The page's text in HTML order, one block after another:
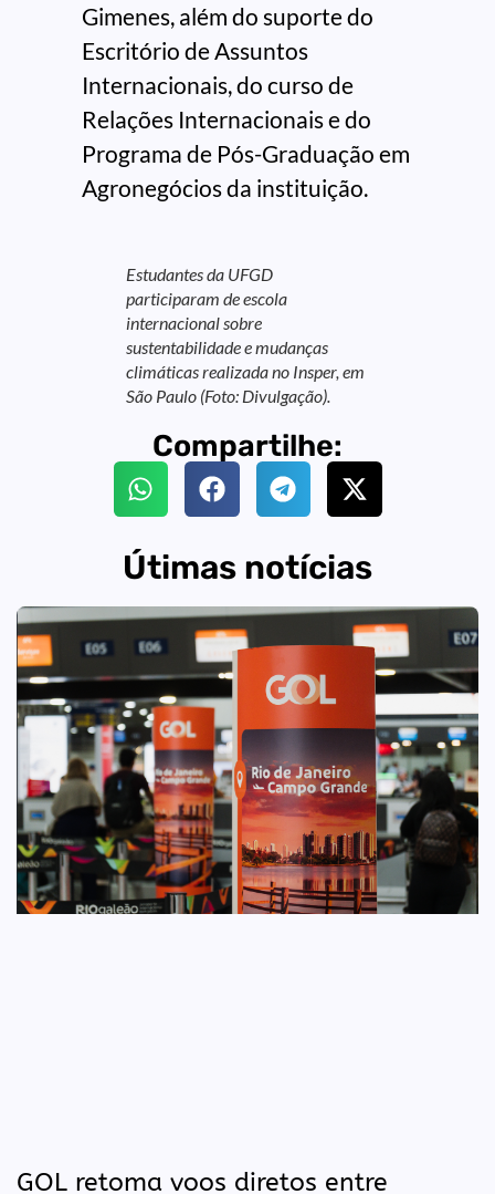
Gimenes, além do suporte do
Escritório de Assuntos
Internacionais, do curso de
Relações Internacionais e do
Programa de Pós-Graduação em
Agronegócios da instituição.
Estudantes da UFGD
participaram de escola
internacional sobre
sustentabilidade e mudanças
climáticas realizada no Insper, em
São Paulo (Foto: Divulgação).
Compartilhe:
Útimas notícias
GOL retoma voos diretos entre